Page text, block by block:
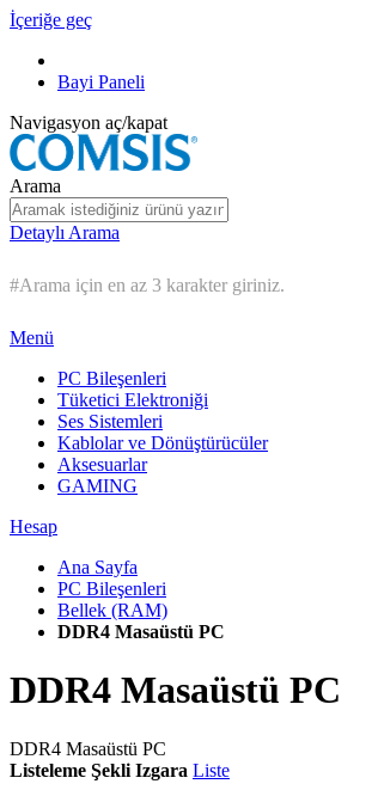
İçeriğe geç
Bayi Paneli
Navigasyon aç/kapat
Arama
Detaylı Arama
#Arama için en az 3 karakter giriniz.
Menü
PC Bileşenleri
Tüketici Elektroniği
Ses Sistemleri
Kablolar ve Dönüştürücüler
Aksesuarlar
GAMING
Hesap
Ana Sayfa
PC Bileşenleri
Bellek (RAM)
DDR4 Masaüstü PC
DDR4 Masaüstü PC
DDR4 Masaüstü PC
Listeleme Şekli Izgara Liste